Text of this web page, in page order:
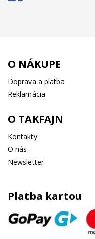
O NÁKUPE
Doprava a platba
Reklamácia
O TAKFAJN
Kontakty
O nás
Newsletter
Platba kartou